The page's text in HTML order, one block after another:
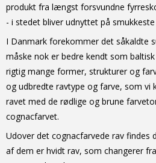
produkt fra længst forsvundne
- i stedet bliver udnyttet på
I Danmark forekommer det såkaldte
måske nok er bedre kendt som
rigtig mange former, strukturer og
og udbredte ravtype og farve, som vi
ravet med de rødlige og brune
cognacfarvet.
Udover det cognacfarvede rav findes
af dem er hvidt rav, som changerer